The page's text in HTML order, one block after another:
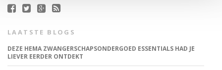
LAATSTE BLOGS
DEZE HEMA ZWANGERSCHAPSONDERGOED ESSENTIALS HAD JE
LIEVER EERDER ONTDEKT